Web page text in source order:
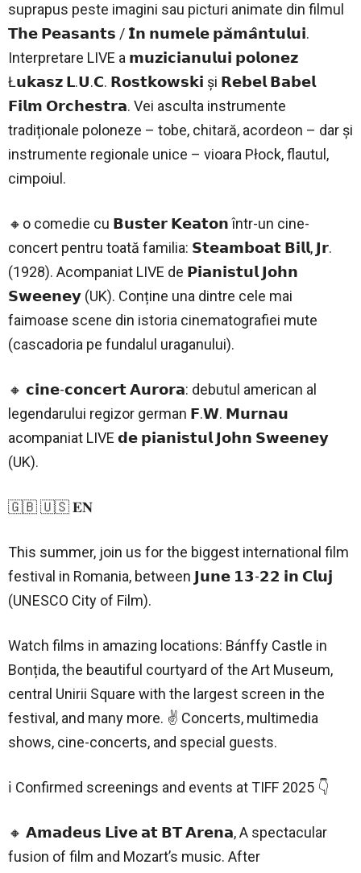
suprapus peste imagini sau picturi animate din filmul
𝗧𝗵𝗲 𝗣𝗲𝗮𝘀𝗮𝗻𝘁𝘀 / 𝗜̂𝗻 𝗻𝘂𝗺𝗲𝗹𝗲 𝗽𝗮̆𝗺𝗮̂𝗻𝘁𝘂𝗹𝘂𝗶.
Interpretare LIVE a 𝗺𝘂𝘇𝗶𝗰𝗶𝗮𝗻𝘂𝗹𝘂𝗶 𝗽𝗼𝗹𝗼𝗻𝗲𝘇
Ł𝘂𝗸𝗮𝘀𝘇 𝗟.𝗨.𝗖. 𝗥𝗼𝘀𝘁𝗸𝗼𝘄𝘀𝗸𝗶 și 𝗥𝗲𝗯𝗲𝗹 𝗕𝗮𝗯𝗲𝗹
𝗙𝗶𝗹𝗺 𝗢𝗿𝗰𝗵𝗲𝘀𝘁𝗿𝗮. Vei asculta instrumente
tradiționale poloneze – tobe, chitară, acordeon – dar și
instrumente regionale unice – vioara Płock, flautul,
cimpoiul.
🔸o comedie cu 𝗕𝘂𝘀𝘁𝗲𝗿 𝗞𝗲𝗮𝘁𝗼𝗻 într-un cine-
concert pentru toată familia: 𝗦𝘁𝗲𝗮𝗺𝗯𝗼𝗮𝘁 𝗕𝗶𝗹𝗹, 𝗝𝗿.
(1928). Acompaniat LIVE de 𝗣𝗶𝗮𝗻𝗶𝘀𝘁𝘂𝗹 𝗝𝗼𝗵𝗻
𝗦𝘄𝗲𝗲𝗻𝗲𝘆 (UK). Conține una dintre cele mai
faimoase scene din istoria cinematografiei mute
(cascadoria pe fundalul uraganului).
🔸 𝗰𝗶𝗻𝗲-𝗰𝗼𝗻𝗰𝗲𝗿𝘁 𝗔𝘂𝗿𝗼𝗿𝗮: debutul american al
legendarului regizor german 𝗙.𝗪. 𝗠𝘂𝗿𝗻𝗮𝘂
acompaniat LIVE 𝗱𝗲 𝗽𝗶𝗮𝗻𝗶𝘀𝘁𝘂𝗹 𝗝𝗼𝗵𝗻 𝗦𝘄𝗲𝗲𝗻𝗲𝘆
(UK).
🇬🇧 🇺🇸 𝐄𝐍
This summer, join us for the biggest international film
festival in Romania, between 𝗝𝘂𝗻𝗲 𝟭𝟯-𝟮𝟮 𝗶𝗻 𝗖𝗹𝘂𝗷
(UNESCO City of Film).
Watch films in amazing locations: Bánffy Castle in
Bonțida, the beautiful courtyard of the Art Museum,
central Unirii Square with the largest screen in the
festival, and many more. ✌ Concerts, multimedia
shows, cine-concerts, and special guests.
ℹ️ Confirmed screenings and events at TIFF 2025 👇
🔸 𝗔𝗺𝗮𝗱𝗲𝘂𝘀 𝗟𝗶𝘃𝗲 𝗮𝘁 𝗕𝗧 𝗔𝗿𝗲𝗻𝗮, A spectacular
fusion of film and Mozart’s music. After